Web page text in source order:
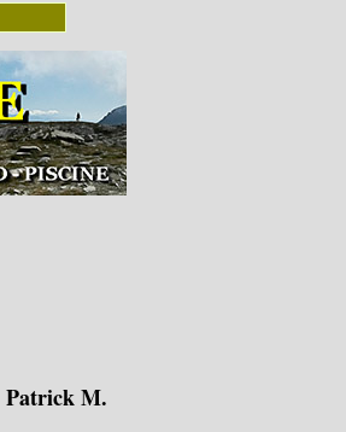
Patrick M.